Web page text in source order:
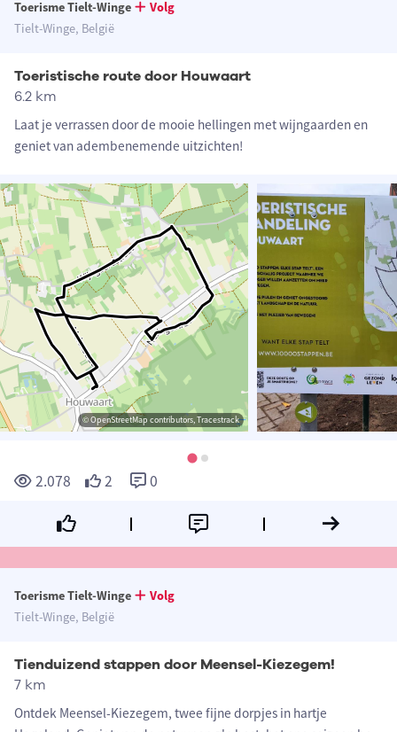
Toerisme Tielt-Winge
Volg
Tielt-Winge, België
Toeristische route door Houwaart
6.2 km
Laat je verrassen door de mooie hellingen met wijngaarden en
geniet van adembenemende uitzichten!
© OpenStreetMap contributors, Tracestrack
2.078 2 0
Toerisme Tielt-Winge
Volg
Tielt-Winge, België
Tienduizend stappen door Meensel-Kiezegem!
7 km
Ontdek Meensel-Kiezegem, twee fijne dorpjes in hartje